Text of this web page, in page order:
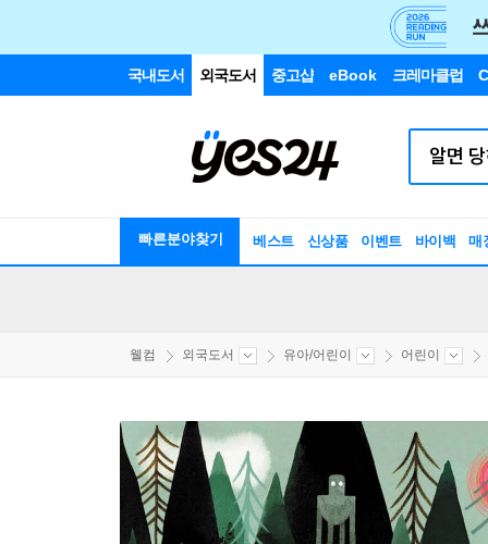
국내도서 외국도서 중고샵 eBook 크레마클럽
빠른분야찾기 베스트 신상품 이벤트 바이백 매
웰컴 외국도서 유아/어린이 어린이